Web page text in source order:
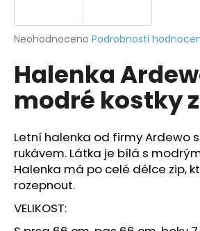
Průměrné
produktu
je
hvězdiček.
Neohodnoceno Podrobnosti
Halenka
modré kostky
Letní halenka od firmy Ardewo
rukávem. Látka je bílá s
Halenka má po celé délce zip,
rozepnout.
VELIKOST:
j
t
?
HLEDAT